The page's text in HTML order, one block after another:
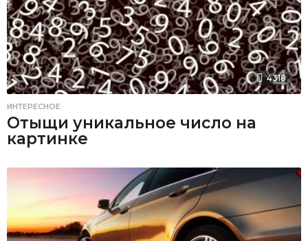
4318
ИНТЕРЕСНОЕ
Отыщи уникальное число на
картинке